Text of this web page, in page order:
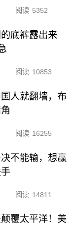
阅读 5352
底裤露出来
阅读 10853
人就翻墙，布
阅读 16255
不能输，想赢
阅读 14811
覆太平洋！美